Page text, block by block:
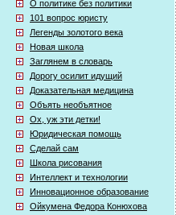
О политике без политики
101 вопрос юристу
Легенды золотого века
Новая школа
Заглянем в словарь
Дорогу осилит идущий
Доказательная медицина
Объять необъятное
Ох, уж эти детки!
Юридическая помощь
Сделай сам
Школа рисования
Интеллект и технологии
Инновационное образование
Ойкумена Федора Конюхова